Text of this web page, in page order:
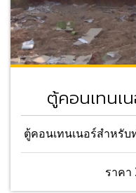
ตู้คอนเทนเ
ตู้คอนเทนเนอร์สำหรับ
ราคา